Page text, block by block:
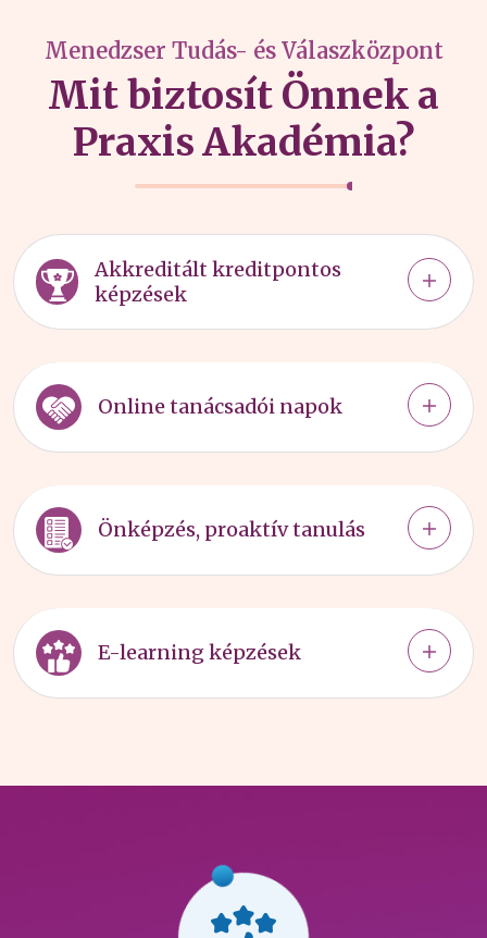
Menedzser Tudás- és Válaszközpont
Mit biztosít Önnek a
Praxis Akadémia?
Akkreditált kreditpontos
képzések
Online tanácsadói napok
Önképzés, proaktív tanulás
E-learning képzések